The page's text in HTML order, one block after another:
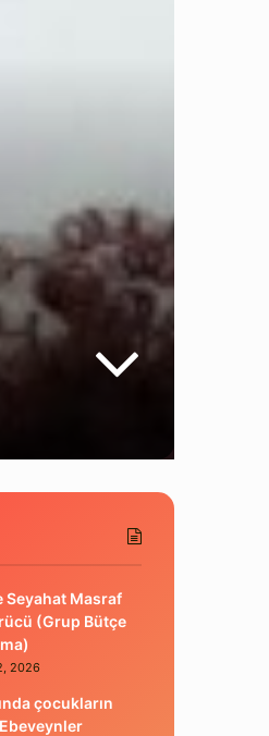
Seyahat Masraf
(Grup Bütçe
2026
çocukların